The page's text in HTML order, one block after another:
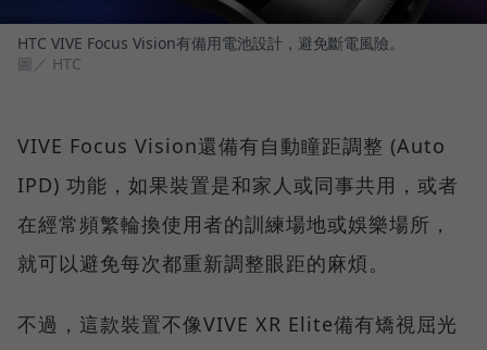
HTC VIVE Focus Vision有備用電池設計，避免斷電風險。
圖／ HTC
VIVE Focus Vision還備有自動瞳距調整 (Auto
IPD) 功能，如果裝置是和家人或同事共用，或者
在經常頻繁輪換使用者的訓練場地或娛樂場所，
就可以避免每次都重新調整眼距的麻煩。
不過，這款裝置不像VIVE XR Elite備有矯視屈光